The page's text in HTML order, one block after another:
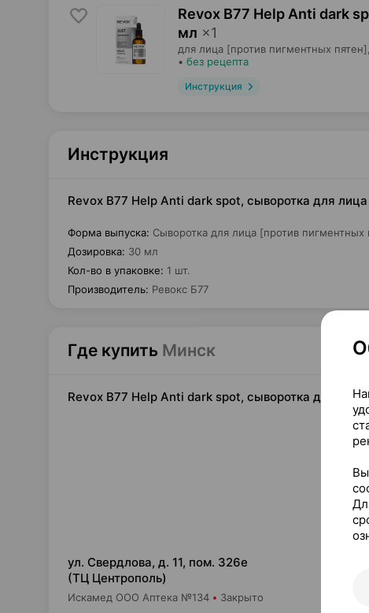
Revox B77 Help Anti dark
мл ×1
для лица [против пигментных пятен],
• без рецепта
Инструкция
Инструкция
Revox B77 Help Anti dark spot, сыворотка для
Форма выпуска: Сыворотка для лица [против пигментных
Дозировка: 30 мл
Кол-во в упаковке: 1 шт.
Производитель: Ревокс Б77
Где купить Минск
Revox B77 Help Anti dark spot, сыворотка для
ул. Свердлова, д. 11, пом. 326е
(ТЦ Центрополь)
Искамед ООО Аптека №134 Закрыто